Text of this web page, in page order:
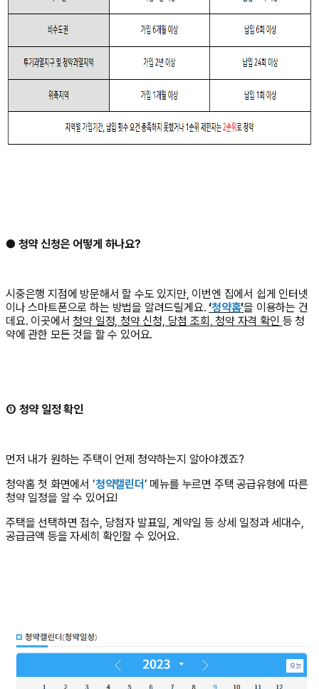
● 청약 신청은 어떻게 하나요?
시중은행 지점에 방문해서 할 수도 있지만, 이번엔 집에서 쉽게 인터넷
이나 스마트폰으로 하는 방법을 알려드릴게요.‘청약홈’을 이용하는 건
데요. 이곳에서청약 일정, 청약 신청, 당첨 조회, 청약 자격 확인 등 청
약에 관한 모든 것을 할 수 있어요.
① 청약 일정 확인
먼저 내가 원하는 주택이 언제 청약하는지 알아야겠죠?
청약홈 첫 화면에서 ‘청약캘린더’ 메뉴를 누르면 주택 공급유형에 따른
청약 일정을 알 수 있어요!
주택을 선택하면 접수, 당첨자 발표일, 계약일 등 상세 일정과 세대수,
공급금액 등을 자세히 확인할 수 있어요.